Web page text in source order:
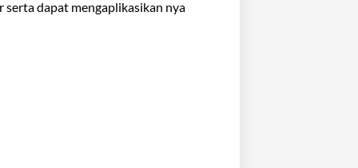
dapat mengaplikasikan nya